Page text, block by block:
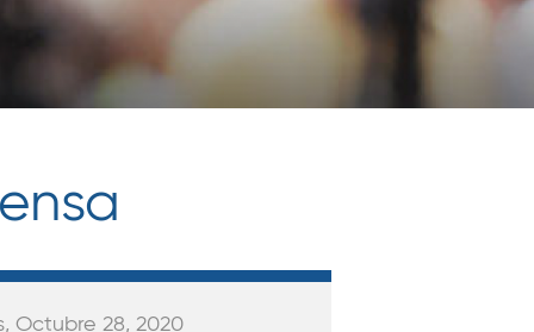
Octubre 28, 2020